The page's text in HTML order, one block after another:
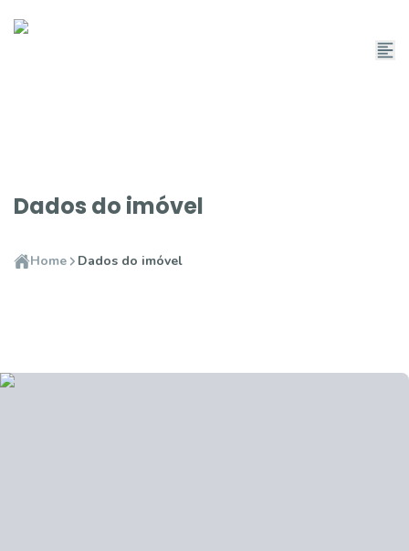
Dados do imóvel
Home Dados do imóvel